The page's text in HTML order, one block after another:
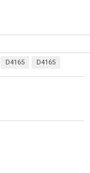
D4165 D4165